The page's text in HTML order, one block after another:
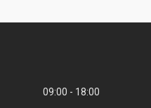
09:00
18:00